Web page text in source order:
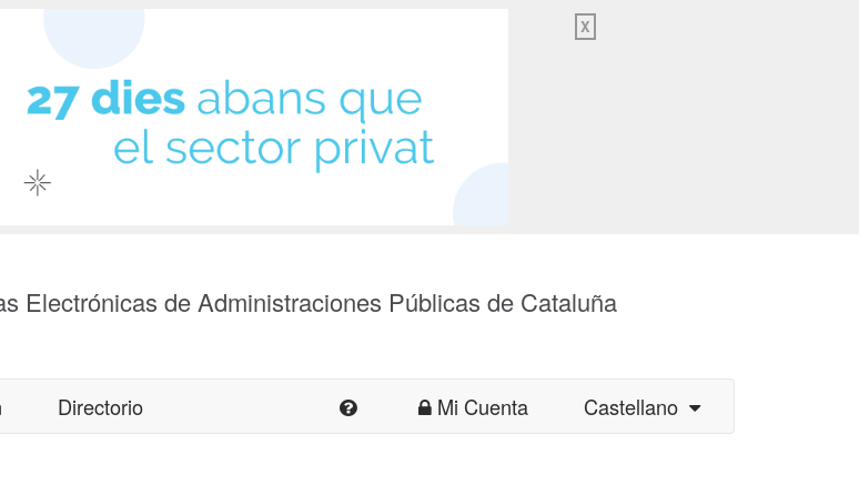
X
Electrónicas de Administraciones Públicas de Cataluña
Directorio Mi Cuenta Castellano